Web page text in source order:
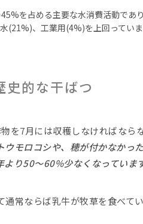
を占める主要な水消費活動であ
(21%)、工業用(4%)を上回ってい
的な干ばつ
を7月には収穫しなければなら
モロコシや、穂が付かなかっ
り50～60%少なくなっていま
常ならば乳牛が牧草を食べて